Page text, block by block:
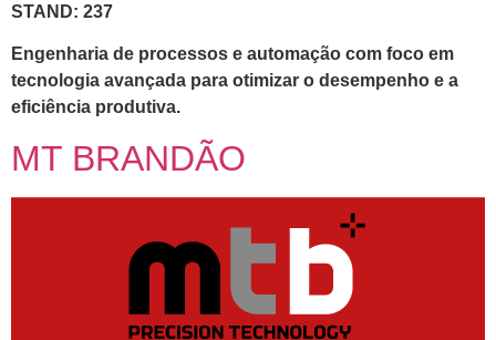
STAND: 237
Engenharia de processos e automação com foco em
tecnologia avançada para otimizar o desempenho e a
eficiência produtiva.
MT BRANDÃO